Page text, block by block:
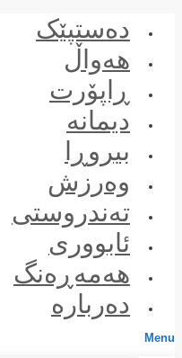
دەستپێک
هەواڵ
ڕاپۆرت
دیمانە
بیروڕا
وەرزش
تەندروستی
ئابووری
هەمەڕەنگ
دەربارە
Menu